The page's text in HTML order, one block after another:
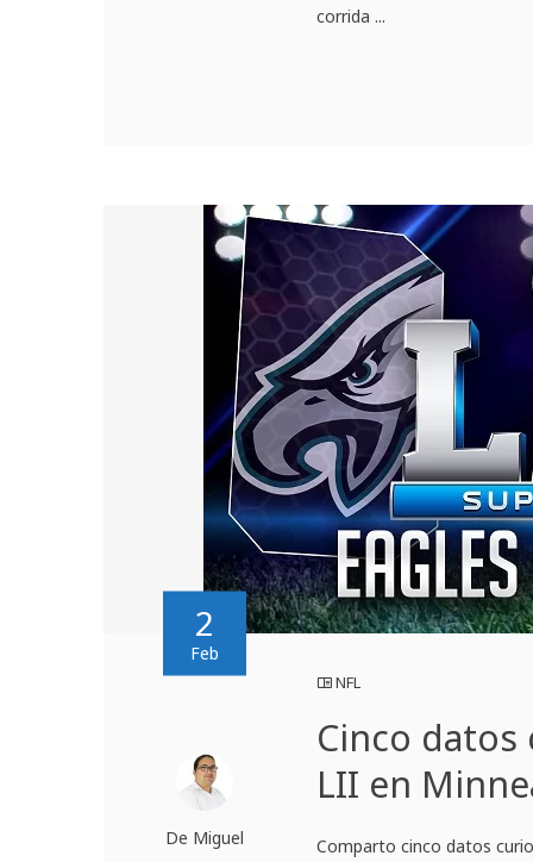
corrida ...
2
Feb
De Miguel
NFL
Cinco datos
LII en
Comparto cinco datos